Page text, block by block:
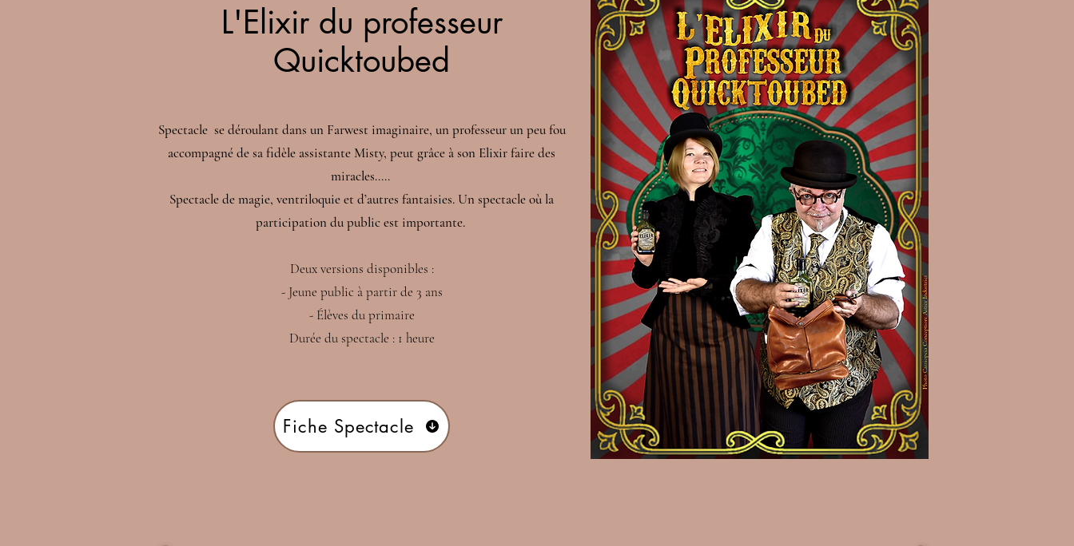
L'Elixir du professeur
Quicktoubed
Spectacle se déroulant dans un Farwest imaginaire, un professeur un peu fou
accompagné de sa fidèle assistante Misty, peut grâce à son Elixir faire des
miracles…..
Spectacle de magie, ventriloquie et d’autres fantaisies. Un spectacle où la
participation du public est importante.
Deux versions disponibles :
- Jeune public à partir de 3 ans
- Élèves du primaire
Durée du spectacle : 1 heure
Fiche Spectacle